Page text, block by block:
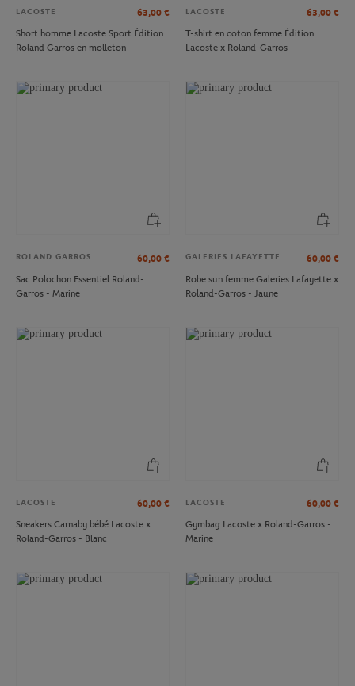
LACOSTE 63,00 €
Short homme Lacoste Sport Édition
Roland Garros en molleton
LACOSTE 63,00 €
T-shirt en coton femme Édition
Lacoste x Roland-Garros
ROLAND GARROS 60,00 €
Sac Polochon Essentiel Roland-
Garros - Marine
GALERIES LAFAYETTE 60,00 €
Robe sun femme Galeries Lafayette x
Roland-Garros - Jaune
LACOSTE 60,00 €
Sneakers Carnaby bébé Lacoste x
Roland-Garros - Blanc
LACOSTE 60,00 €
Gymbag Lacoste x Roland-Garros -
Marine